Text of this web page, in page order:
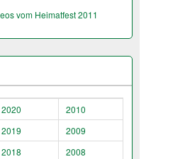
vom Heimatfest 2011
2020
2010
2019
2009
2018
2008